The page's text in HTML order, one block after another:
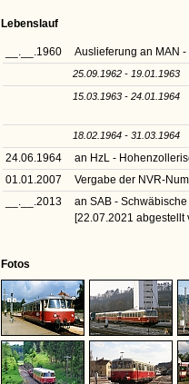
Lebenslauf
__.__.1960 Auslieferung an MAN
25.09.1962 - 19.01.1963
15.03.1963 - 24.01.1964
18.02.1964 - 31.03.1964
24.06.1964
an HzL -
01.01.2007
Vergabe der NVR-
__.__.2013
an SAB -
[22.07.2021 abgestellt
Fotos